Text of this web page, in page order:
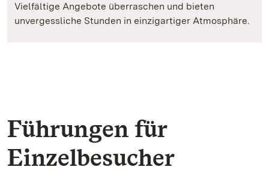
Vielfältige Angebote überraschen und bieten
unvergessliche Stunden in einzigartiger Atmosphäre.
Führungen für
Einzelbesucher